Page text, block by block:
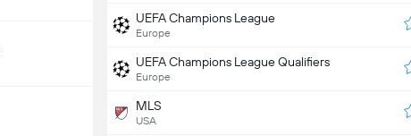
UEFA Champions League
Europe
UEFA Champions League Qualifiers
Europe
MLS
USA